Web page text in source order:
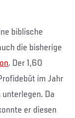
biblische
die bisherige
. Der 1,60
im Jahr
Da
er diesen